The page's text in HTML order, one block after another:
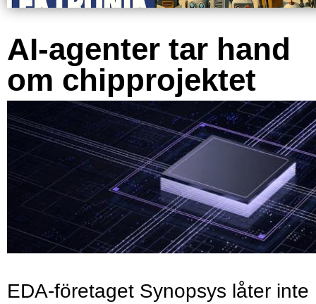
AI-agenter tar hand
om chipprojektet
EDA-företaget Synopsys låter inte